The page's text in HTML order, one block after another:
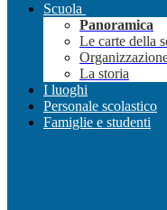
Scuola
Panoramica
Le carte della
La storia
I luoghi
Personale scolastico
Famiglie e studenti